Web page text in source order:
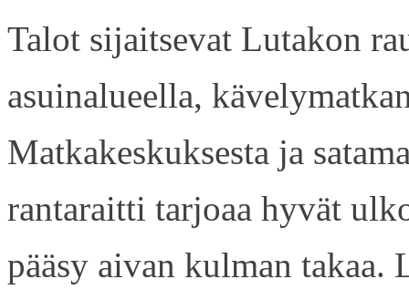
Talot sijaitsevat Lutakon
asuinalueella,
Matkakeskuksesta ja
rantaraitti tarjoaa hyvät
pääsy aivan kulman